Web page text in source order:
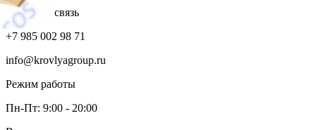
Обратная связь
+7 985 002 98 71
info@krovlyagroup.ru
Режим работы
Пн-Пт: 9:00 - 20:00